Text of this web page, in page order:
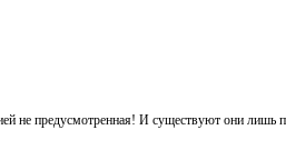
не предусмотренная! И существуют они лишь